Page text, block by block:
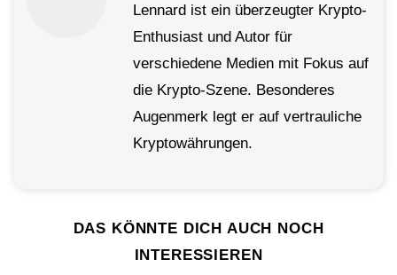
Lennard ist ein überzeugter Krypto-
Enthusiast und Autor für
verschiedene Medien mit Fokus auf
die Krypto-Szene. Besonderes
Augenmerk legt er auf vertrauliche
Kryptowährungen.
DAS KÖNNTE DICH AUCH NOCH
INTERESSIEREN